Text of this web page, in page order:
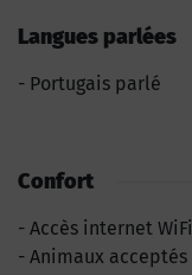
Langues parlées
Portugais parlé
Confort
Accès internet WiFi
Animaux acceptés